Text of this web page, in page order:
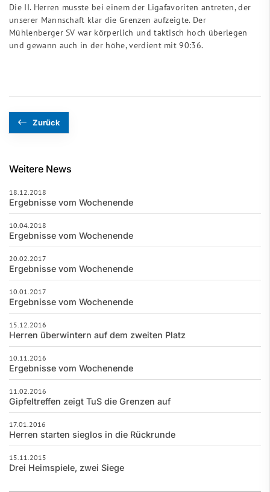
Die II. Herren musste bei einem der Ligafavoriten antreten, der
unserer Mannschaft klar die Grenzen aufzeigte. Der
Mühlenberger SV war körperlich und taktisch hoch überlegen
und gewann auch in der höhe, verdient mit 90:36.
Zurück
Weitere News
18.12.2018
Ergebnisse vom Wochenende
10.04.2018
Ergebnisse vom Wochenende
20.02.2017
Ergebnisse vom Wochenende
10.01.2017
Ergebnisse vom Wochenende
15.12.2016
Herren überwintern auf dem zweiten Platz
10.11.2016
Ergebnisse vom Wochenende
11.02.2016
Gipfeltreffen zeigt TuS die Grenzen auf
17.01.2016
Herren starten sieglos in die Rückrunde
15.11.2015
Drei Heimspiele, zwei Siege